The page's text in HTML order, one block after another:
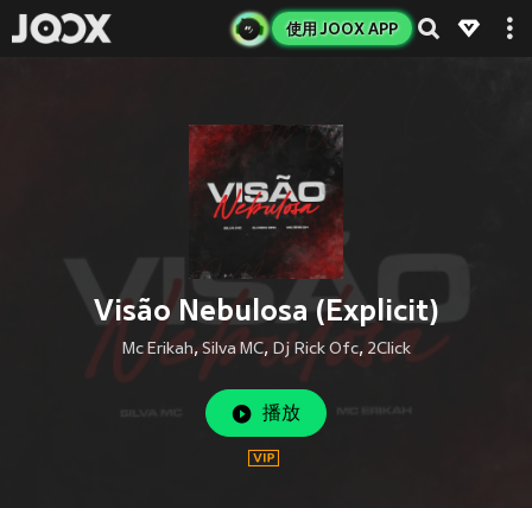
使用 JOOX APP
Visão Nebulosa (Explicit)
Mc Erikah, Silva MC, Dj Rick Ofc, 2Click
播放